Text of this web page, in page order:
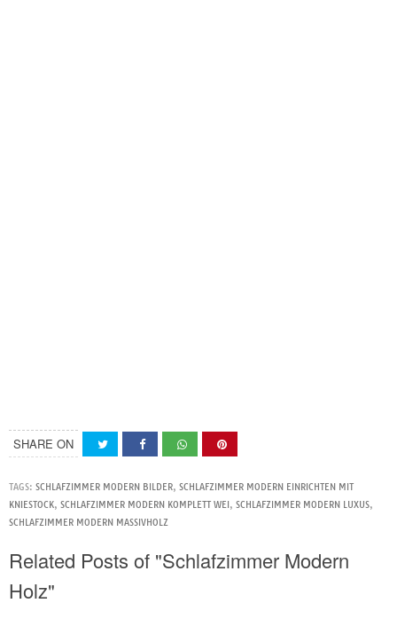
SHARE ON
TAGS: SCHLAFZIMMER MODERN BILDER, SCHLAFZIMMER MODERN EINRICHTEN MIT
KNIESTOCK, SCHLAFZIMMER MODERN KOMPLETT WEI, SCHLAFZIMMER MODERN LUXUS,
SCHLAFZIMMER MODERN MASSIVHOLZ
Related Posts of "Schlafzimmer Modern
Holz"